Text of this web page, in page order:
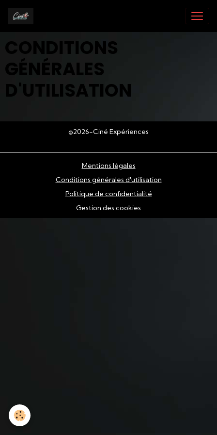
CONDITIONS
GÉNÉRALES
D'UTILISATION
©2026-Ciné Expériences
Mentions légales
Conditions générales d'utilisation
Politique de confidentialité
Gestion des cookies